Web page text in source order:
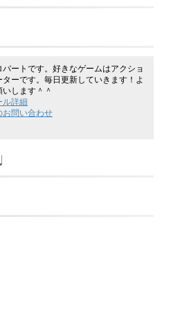
バートです。好きなゲームはアクショ
ターです。毎日更新していきます！よ
します＾＾
ル詳細
お問い合わせ